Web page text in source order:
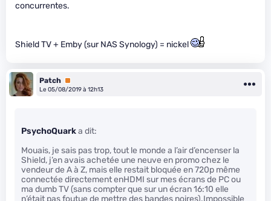
concurrentes.
Shield TV + Emby (sur NAS Synology) = nickel
Patch Premium
Le 05/08/2019 à 12h13
PsychoQuarka dit:
Mouais, je sais pas trop, tout le monde a l’air d’encenser la
Shield, j’en avais achetée une neuve en promo chez le
vendeur de A à Z, mais elle restait bloquée en 720p même
connectée directement enHDMI sur mes écrans de PC ou
ma dumb TV (sans compter que sur un écran 16:10 elle